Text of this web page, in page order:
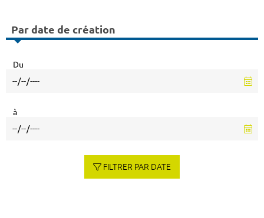
Par date de création
Du
à
FILTRER PAR DATE